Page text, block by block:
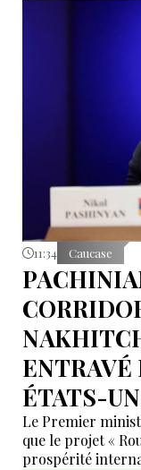
11:34 Caucase
ENTRAVÉ
ÉTATS-
Le Premier
que le projet «
prospérité